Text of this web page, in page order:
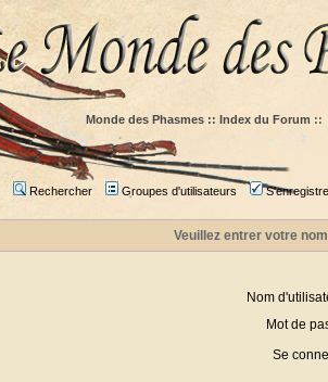
Monde des Phasmes :: Index du Forum ::
Rechercher Groupes d'utilisateurs
Veuillez entrer votre
Nom
Mot de
Se